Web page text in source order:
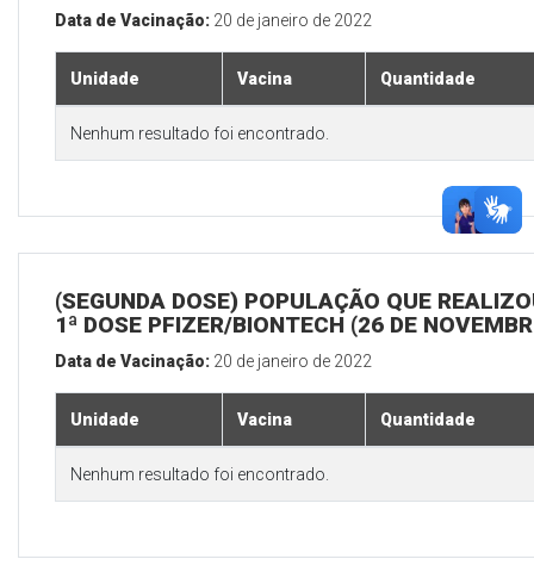
Data de Vacinação: 20 de janeiro de 2022
Unidade Vacina Quantidade
Nenhum resultado foi encontrado.
(SEGUNDA DOSE) POPULAÇÃO QUE
1ª DOSE PFIZER/BIONTECH (26 DE
Data de Vacinação: 20 de janeiro de 2022
Unidade Vacina Quantidade
Nenhum resultado foi encontrado.